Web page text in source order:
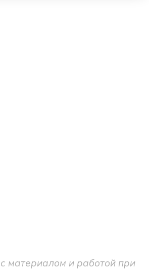
материалом и работой при